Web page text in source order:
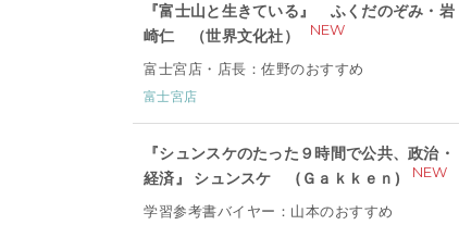
『富士山と生きている』 ふくだのぞみ・岩
崎仁 （世界文化社）
NEW
富士宮店・店長：佐野のおすすめ
富士宮店
『シュンスケのたった９時間で公共、政治・
経済』 シュンスケ (Ｇａｋｋｅｎ)
NEW
学習参考書バイヤー：山本のおすすめ